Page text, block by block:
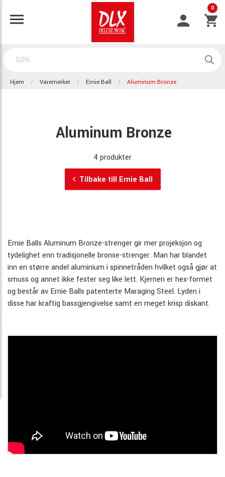
0
Hjem Varemerker Ernie Ball Aluminum Bronze
Aluminum Bronze
4 produkter
Tilbake till Ernie Ball
Ernie Balls Aluminum Bronze-strenger gir mer projeksjon og
tydelighet enn tradisjonelle bronse-strenger. Man har blandet
inn en større andel aluminium i spinnetråden hvilket også gjør at
smuss og annet ikke fester seg like lett. Kjernen er hex-formet
og består av Ernie Balls patenterte Maraging Steel. Lyden i
disse har kraftig bassgjengivelse samt en meget krisp diskant.